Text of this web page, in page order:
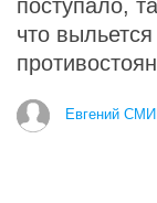
поступало,
что
Евгений